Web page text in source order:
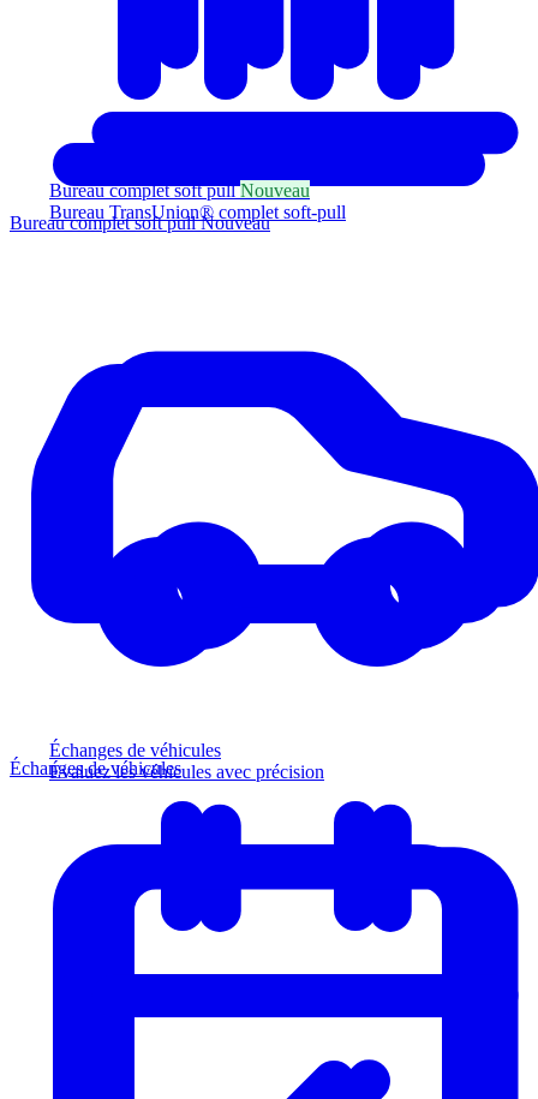
Bureau complet soft pullNouveau
Bureau TransUnion® complet soft-pull
Échanges de véhicules
Évaluez les véhicules avec précision
Bureau complet soft pullNouveau
Échanges de véhicules